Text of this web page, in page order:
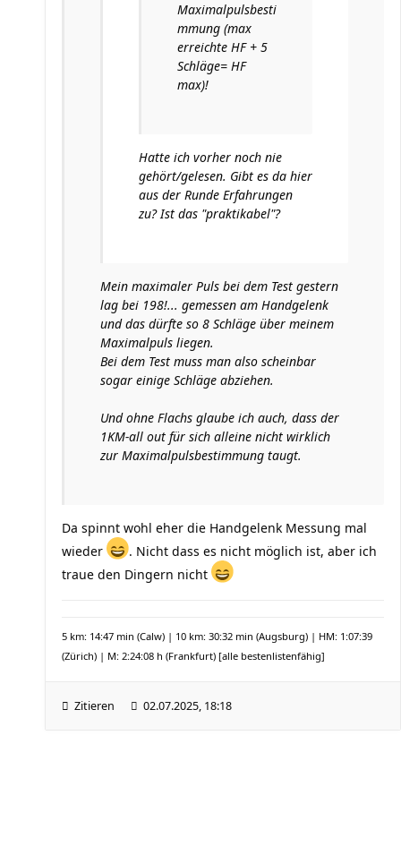
Maximalpulsbesti
mmung (max
erreichte HF + 5
Schläge= HF
max)!
Hatte ich vorher noch nie
gehört/gelesen. Gibt es da hier
aus der Runde Erfahrungen
zu? Ist das "praktikabel"?
Mein maximaler Puls bei dem Test gestern
lag bei 198!... gemessen am Handgelenk
und das dürfte so 8 Schläge über meinem
Maximalpuls liegen.
Bei dem Test muss man also scheinbar
sogar einige Schläge abziehen.
Und ohne Flachs glaube ich auch, dass der
1KM-all out für sich alleine nicht wirklich
zur Maximalpulsbestimmung taugt.
Da spinnt wohl eher die Handgelenk Messung mal
wieder
. Nicht dass es nicht möglich ist, aber ich
traue den Dingern nicht
5 km: 14:47 min (Calw) | 10 km: 30:32 min (Augsburg) | HM: 1:07:39
(Zürich) | M: 2:24:08 h (Frankfurt) [alle bestenlistenfähig]
Zitieren 02.07.2025, 18:18